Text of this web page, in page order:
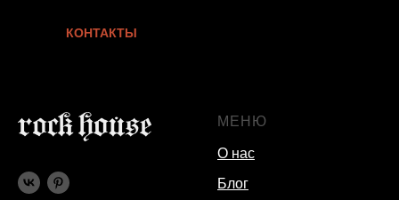
КОНТАКТЫ
МЕНЮ
О нас
Блог